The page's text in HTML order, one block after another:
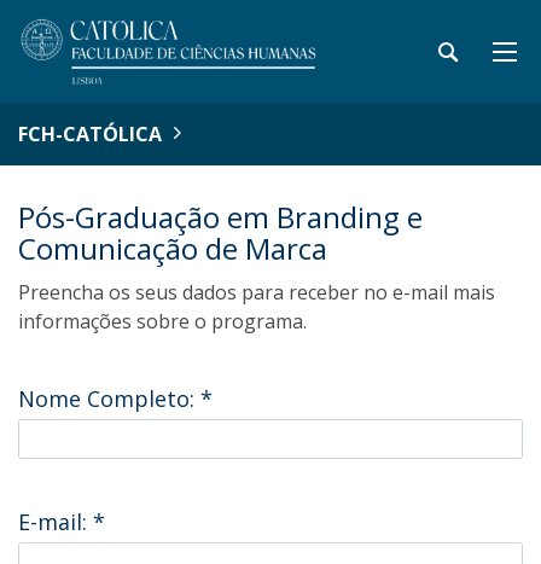
FCH-CATÓLICA
Pós-Graduação em Branding e
Comunicação de Marca
Preencha os seus dados para receber no e-mail mais
informações sobre o programa.
Nome Completo: *
E-mail: *